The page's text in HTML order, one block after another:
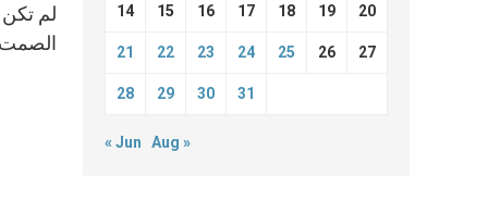
لم تكن
الصمت
14 15 16 17 18 19 20
21 22 23 24 25 26 27
28 29 30 31
« Jun Aug »